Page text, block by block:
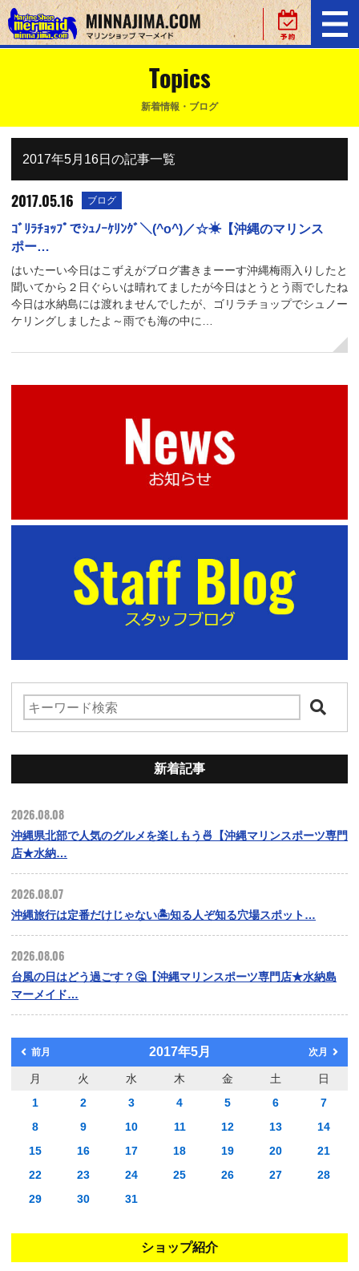
Topics
新着情報・ブログ
2017年5月16日の記事一覧
2017.05.16 ブログ
ｺﾞﾘﾗﾁｮｯﾌﾟでｼｭﾉｰｹﾘﾝｸﾞ＼(^o^)／☆☀【沖縄のマリンス
ポー…
はいたーい今日はこずえがブログ書きまーーす沖縄梅雨入りしたと
聞いてから２日ぐらいは晴れてましたが今日はとうとう雨でしたね
今日は水納島には渡れませんでしたが、ゴリラチョップでシュノー
ケリングしましたよ～雨でも海の中に…
新着記事
2026.08.08
沖縄県北部で人気のグルメを楽しもう🍜【沖縄マリンスポーツ専門
店★水納…
2026.08.07
沖縄旅行は定番だけじゃない🏝️知る人ぞ知る穴場スポット…
2026.08.06
台風の日はどう過ごす？🤔【沖縄マリンスポーツ専門店★水納島
マーメイド…
前月 2017年5月 次月
月 火 水 木 金 土
日
1
2 3 4 5 6
7
8
9 10 11 12 13
14
15
16 17 18 19 20
21
22
23 24 25 26 27
28
29
30 31
ショップ紹介